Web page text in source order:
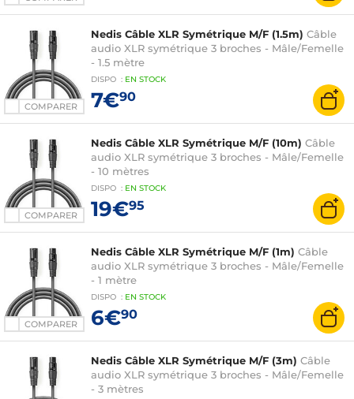
COMPARER
Nedis Câble XLR Symétrique M/F (1.5m) Câble
audio XLR symétrique 3 broches - Mâle/Femelle
- 1.5 mètre
DISPO : EN STOCK
7€90
COMPARER
Nedis Câble XLR Symétrique M/F (10m) Câble
audio XLR symétrique 3 broches - Mâle/Femelle
- 10 mètres
DISPO : EN STOCK
19€95
COMPARER
Nedis Câble XLR Symétrique M/F (1m) Câble
audio XLR symétrique 3 broches - Mâle/Femelle
- 1 mètre
DISPO : EN STOCK
6€90
Nedis Câble XLR Symétrique M/F (3m) Câble
audio XLR symétrique 3 broches - Mâle/Femelle
- 3 mètres